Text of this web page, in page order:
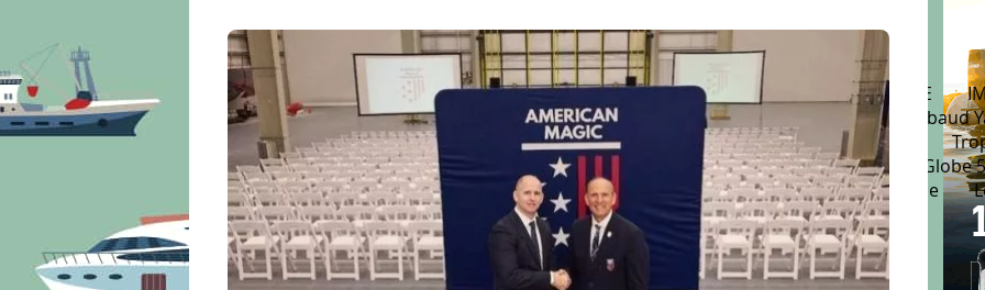
Bateaux.com
Régates & Courses
Navigateurs Vendée Globe Jeux Olympiques ULTIME
Figaro Bénéteau
Transat Café L'OR Solitaire du Figaro Route du Rhum Mirabaud
Arkea Ultim Challenge
Voiles de Saint-Tropez Tour Voile Coupe de l'America
Arctique
Régates Royales de Cannes Class J Class40 Classe Osiris ClassGlobe
Figaro 3
Golden Globe Race Grand Prix Guyader La Transat AG2R La Mondiale
Fastnet
Pro Sailing Tour SailGP Spi Ouest France Transat en double